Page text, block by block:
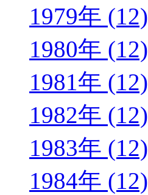
1979年 (12)
1980年 (12)
1981年 (12)
1982年 (12)
1983年 (12)
1984年 (12)